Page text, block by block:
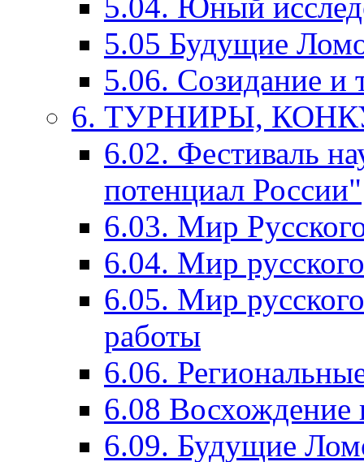
5.05 Будущие
5.06. Созидание и
6. ТУРНИРЫ,
6.02. Фестиваль
потенциал России"
6.03. Мир
6.04. Мир
6.05. Мир
работы
6.06.
6.08 Восхождение
6.09. Будущие